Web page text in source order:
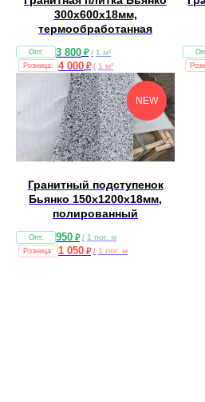
300х600х18мм,
термообработанная
3 800 ₽ / 1 м²
4 000 ₽ / 1 м²
NEW
Гранитный подступенок
Бьянко 150х1200х18мм,
полированный
950 ₽ / 1 пог. м
1 050 ₽ / 1 пог. м